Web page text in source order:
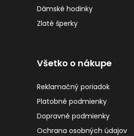
Dámské hodinky
Zlaté šperky
Všetko o nákupe
Reklamačný poriadok
Platobné podmienky
Dopravné podmienky
Ochrana osobných údajov